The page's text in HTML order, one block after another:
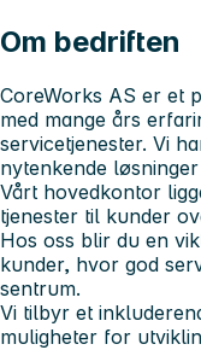
Om bedriften
CoreWorks AS er et
med mange års
servicetjenester. Vi
nytenkende
Vårt hovedkontor
tjenester til kunder
Hos oss blir du en
kunder, hvor god
sentrum.
Vi tilbyr et
muligheter for